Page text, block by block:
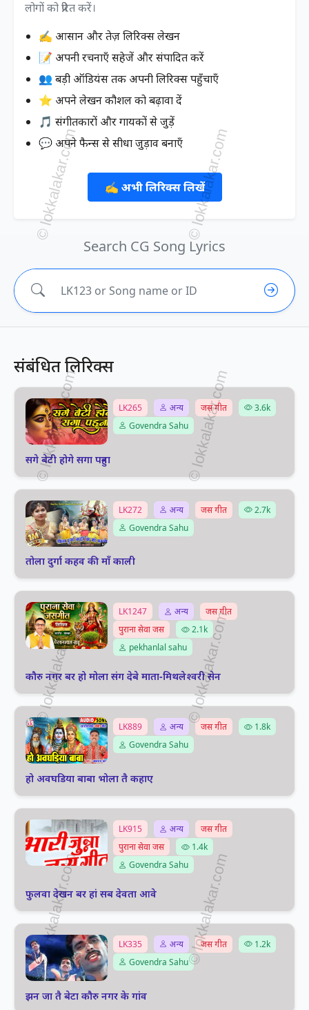
लोगों को प्रेरित करें।
✍️ आसान और तेज़ लिरिक्स लेखन
📝 अपनी रचनाएँ सहेजें और संपादित करें
👥 बड़ी ऑडियंस तक अपनी लिरिक्स पहुँचाएँ
⭐ अपने लेखन कौशल को बढ़ावा दें
🎵 संगीतकारों और गायकों से जुड़ें
💬 अपने फैन्स से सीधा जुड़ाव बनाएँ
✍️ अभी लिरिक्स लिखें
Search CG Song Lyrics
संबंधित लिरिक्स
LK265 अन्य जस गीत
3.6k
Govendra Sahu
सगे बेटी होगे सगा पहुना
LK272 अन्य जस गीत
2.7k
Govendra Sahu
तोला दुर्गा कहव की माँ काली
LK1247 अन्य
जस गीत
पुराना सेवा जस
2.1k
pekhanlal sahu
कौरु नगर बर हो मोला संग देबे माता-मिथलेश्वरी सेन
LK889 अन्य जस गीत
1.8k
Govendra Sahu
हो अवघडिया बाबा भोला तै कहाए
LK915 अन्य
जस गीत
पुराना सेवा जस
1.4k
Govendra Sahu
फुलवा देखन बर हां सब देवता आवे
LK335 अन्य जस गीत
1.2k
Govendra Sahu
झन जा तै बेटा कौरु नगर के गांव